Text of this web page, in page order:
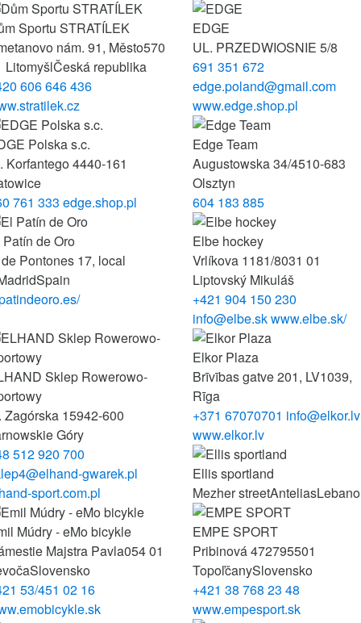
Sportu STRATÍLEK
nám. 91, Město570
LitomyšlČeská republika
606 646 436
EDGE
UL. PRZEDWIOSNIE 5/8
691 351 672
edge.poland@gmail.com
www.edge.shop.pl
Polska s.c.
Korfantego 4440-161
761 333 edge.shop.pl
Edge Team
Augustowska 34/4510-683
Olsztyn
604 183 885
de Oro
de Pontones 17, local
Spain
Elbe hockey
Vrlíkova 1181/8031 01
Liptovský Mikuláš
+421 904 150 230
info@elbe.skwww.elbe.sk/
Sklep Rowerowo-
Zagórska 15942-600
Góry
512 920 700
gwarek.pl
sport.com.pl
Elkor Plaza
Brīvības gatve 201, LV1039,
Rīga
+371 67070701 info@elkor.lv
www.elkor.lv
Ellis sportland
Mezher streetAntelias
Múdry - eMo bicykle
Majstra Pavla054 01
Slovensko
53/451 02 16
EMPE SPORT
Pribinová 472795501
TopoľčanySlovensko
+421 38 768 23 48
www.empesport.sk